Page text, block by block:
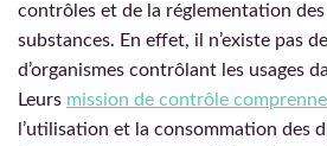
contrôles et de la réglementation
substances. En effet, il n’existe pas
d’organismes contrôlant les usages
Leurs mission de contrôle
l’utilisation et la consommation des